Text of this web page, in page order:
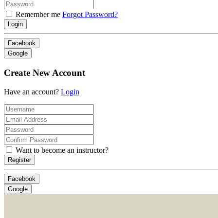
Remember me Forgot Password?
Login
Facebook
Google
Create New Account
Have an account? Login
Want to become an instructor?
Register
Facebook
Google